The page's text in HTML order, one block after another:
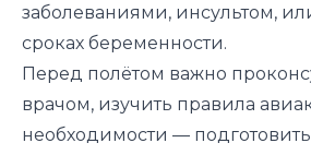
заболеваниями, инсультом,
сроках беременности.
Перед полётом важно
врачом, изучить правила
необходимости —